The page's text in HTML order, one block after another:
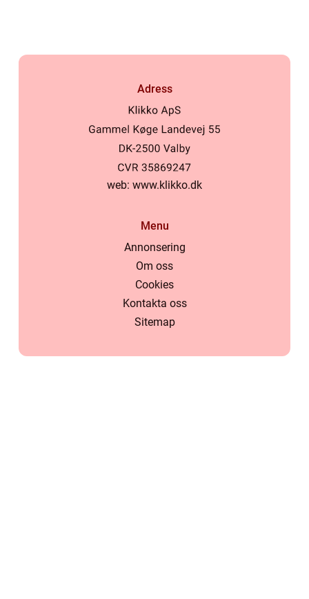
Adress
web: www.klikko.dk
Menu
Annonsering
Om oss
Cookies
Kontakta oss
Sitemap